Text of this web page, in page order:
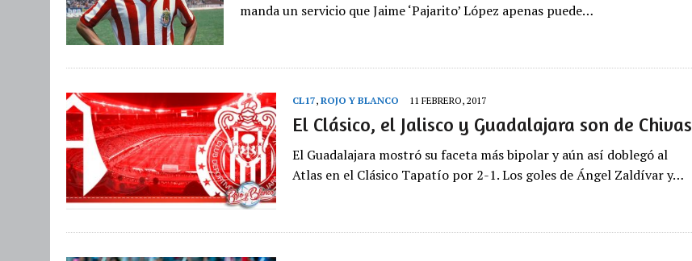
manda un servicio que Jaime ‘Pajarito’ López apenas puede…
CL17, ROJO Y BLANCO 11 FEBRERO, 2017
El Clásico, el Jalisco y Guadalajara son de Chivas
El Guadalajara mostró su faceta más bipolar y aún así doblegó al
Atlas en el Clásico Tapatío por 2-1. Los goles de Ángel Zaldívar y…